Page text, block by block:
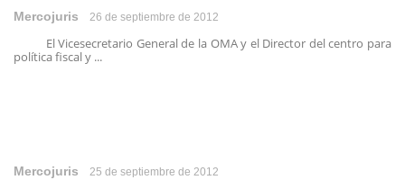
Mercojuris 26 de septiembre de 2012
El Vicesecretario General de la OMA y el Director del centro para
política fiscal y ...
Mercojuris 25 de septiembre de 2012